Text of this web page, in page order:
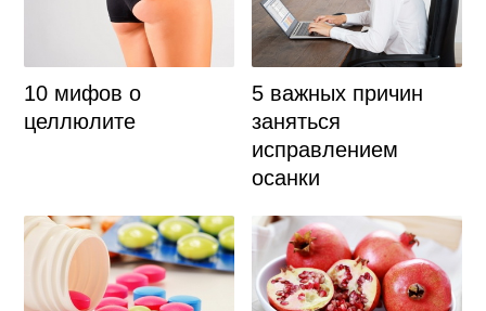
10 мифов о
целлюлите
5 важных причин
заняться
исправлением
осанки